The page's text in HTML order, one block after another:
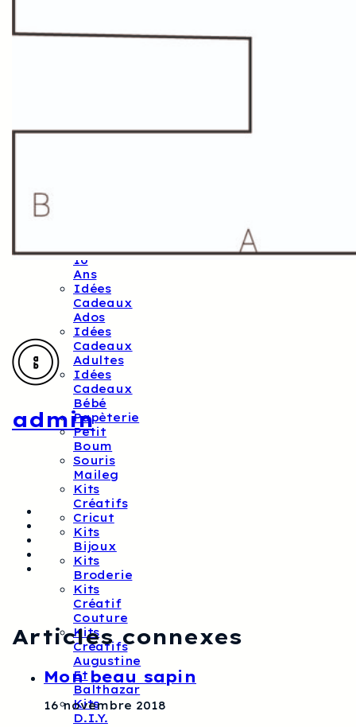
Cotons
Bons
10
Ans
Idées
Cadeaux
Ados
Idées
Cadeaux
Adultes
Idées
Cadeaux
Bébé
Papèterie
Petit
Boum
Souris
Maileg
Kits
Créatifs
Cricut
Kits
Bijoux
Kits
Broderie
Kits
Créatif
Couture
Kits
Créatifs
Augustine
Et
Balthazar
Kits
D.I.Y.
admin
Articles connexes
Mon beau sapin
16 novembre 2018